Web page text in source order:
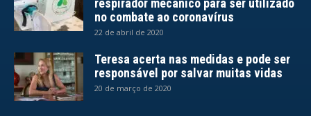
respirador mecânico para ser utilizado
no combate ao coronavírus
22 de abril de 2020
Teresa acerta nas medidas e pode ser
responsável por salvar muitas vidas
20 de março de 2020